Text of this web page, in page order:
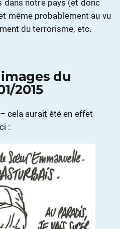
dans notre pays (et donc
même probablement au vu
du terrorisme, etc.
du
2015
cela aurait été en effet
: